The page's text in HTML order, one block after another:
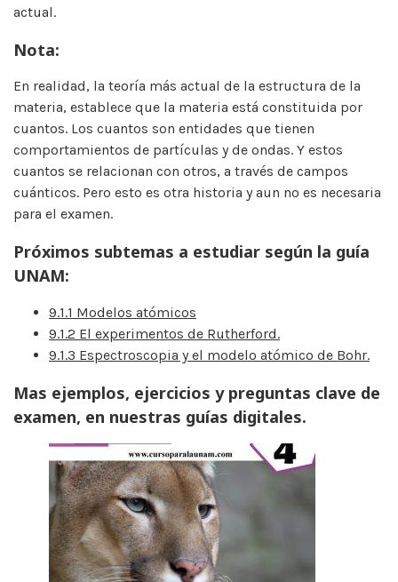
actual.
Nota:
En realidad, la teoría más actual de la estructura de la
materia, establece que la materia está constituida por
cuantos. Los cuantos son entidades que tienen
comportamientos de partículas y de ondas. Y estos
cuantos se relacionan con otros, a través de campos
cuánticos. Pero esto es otra historia y aun no es necesaria
para el examen.
Próximos subtemas a estudiar según la guía
UNAM:
9.1.1 Modelos atómicos
9.1.2 El experimentos de Rutherford.
9.1.3 Espectroscopia y el modelo atómico de Bohr.
Mas ejemplos, ejercicios y preguntas clave de
examen, en nuestras guías digitales.